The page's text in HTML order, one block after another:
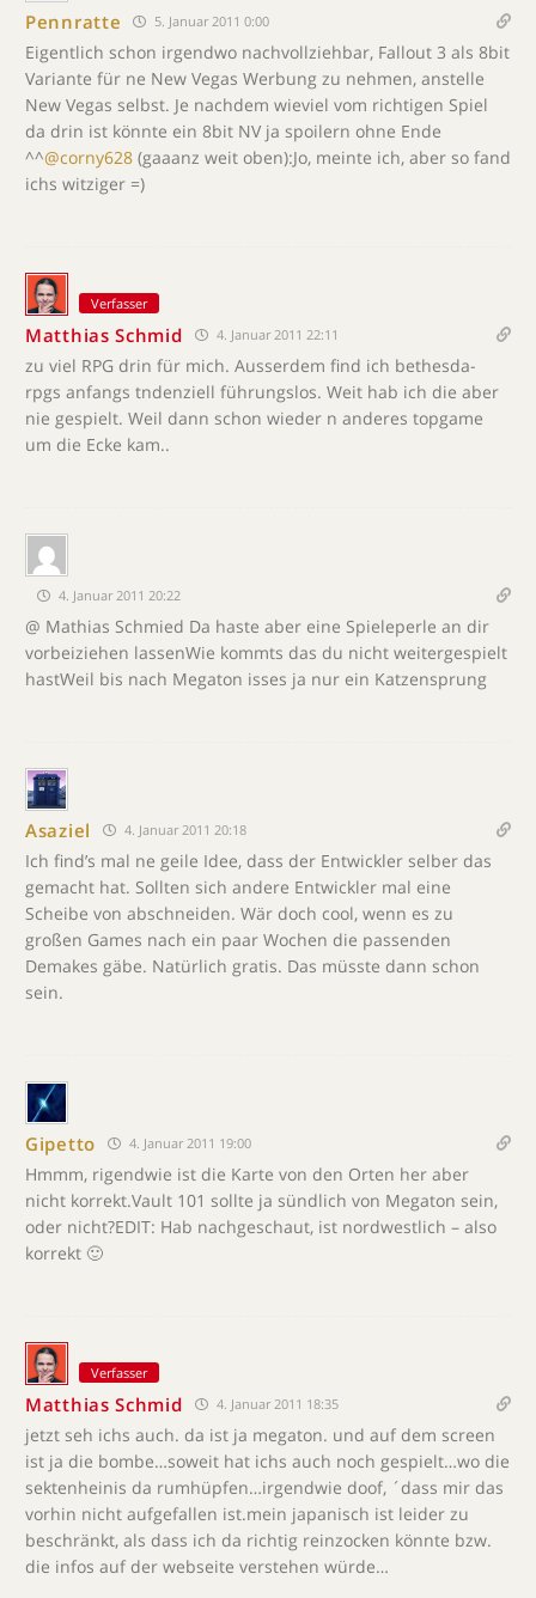
Pennratte 5. Januar 2011 0:00
Eigentlich schon irgendwo nachvollziehbar, Fallout 3 als 8bit
Variante für ne New Vegas Werbung zu nehmen, anstelle
New Vegas selbst. Je nachdem wieviel vom richtigen Spiel
da drin ist könnte ein 8bit NV ja spoilern ohne Ende
^^@corny628 (gaaanz weit oben):Jo, meinte ich, aber so fand
ichs witziger =)
Verfasser
Matthias Schmid 4. Januar 2011 22:11
zu viel RPG drin für mich. Ausserdem find ich bethesda-
rpgs anfangs tndenziell führungslos. Weit hab ich die aber
nie gespielt. Weil dann schon wieder n anderes topgame
um die Ecke kam..
4. Januar 2011 20:22
@ Mathias Schmied Da haste aber eine Spieleperle an dir
vorbeiziehen lassenWie kommts das du nicht weitergespielt
hastWeil bis nach Megaton isses ja nur ein Katzensprung
Asaziel 4. Januar 2011 20:18
Ich find’s mal ne geile Idee, dass der Entwickler selber das
gemacht hat. Sollten sich andere Entwickler mal eine
Scheibe von abschneiden. Wär doch cool, wenn es zu
großen Games nach ein paar Wochen die passenden
Demakes gäbe. Natürlich gratis. Das müsste dann schon
sein.
Gipetto 4. Januar 2011 19:00
Hmmm, rigendwie ist die Karte von den Orten her aber
nicht korrekt.Vault 101 sollte ja sündlich von Megaton sein,
oder nicht?EDIT: Hab nachgeschaut, ist nordwestlich – also
korrekt 🙂
Verfasser
Matthias Schmid 4. Januar 2011 18:35
jetzt seh ichs auch. da ist ja megaton. und auf dem screen
ist ja die bombe…soweit hat ichs auch noch gespielt…wo die
sektenheinis da rumhüpfen…irgendwie doof, ´dass mir das
vorhin nicht aufgefallen ist.mein japanisch ist leider zu
beschränkt, als dass ich da richtig reinzocken könnte bzw.
die infos auf der webseite verstehen würde…